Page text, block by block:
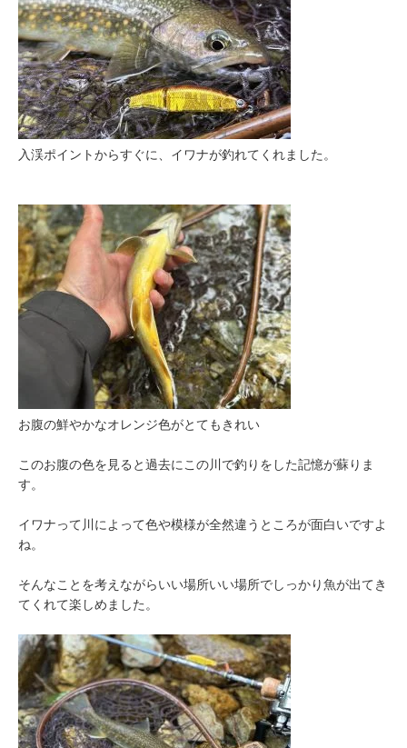
入渓ポイントからすぐに、イワナが釣れてくれました。
お腹の鮮やかなオレンジ色がとてもきれい
このお腹の色を見ると過去にこの川で釣りをした記憶が蘇りま
す。
イワナって川によって色や模様が全然違うところが面白いですよ
ね。
そんなことを考えながらいい場所いい場所でしっかり魚が出てき
てくれて楽しめました。